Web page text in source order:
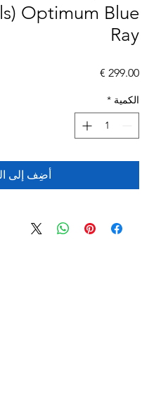
Optimum Blue
Ray
السعر
الكمية *
أضِف إلى